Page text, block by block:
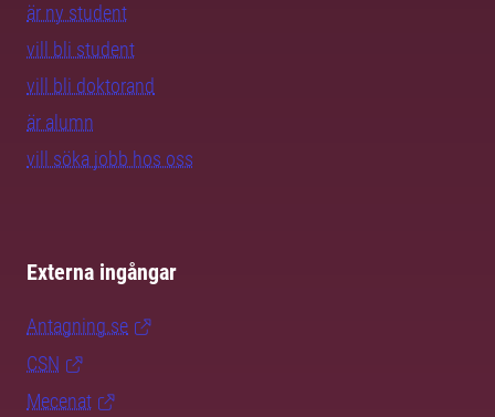
är ny student
vill bli student
vill bli doktorand
är alumn
vill söka jobb hos oss
Externa ingångar
Antagning.se
CSN
Mecenat